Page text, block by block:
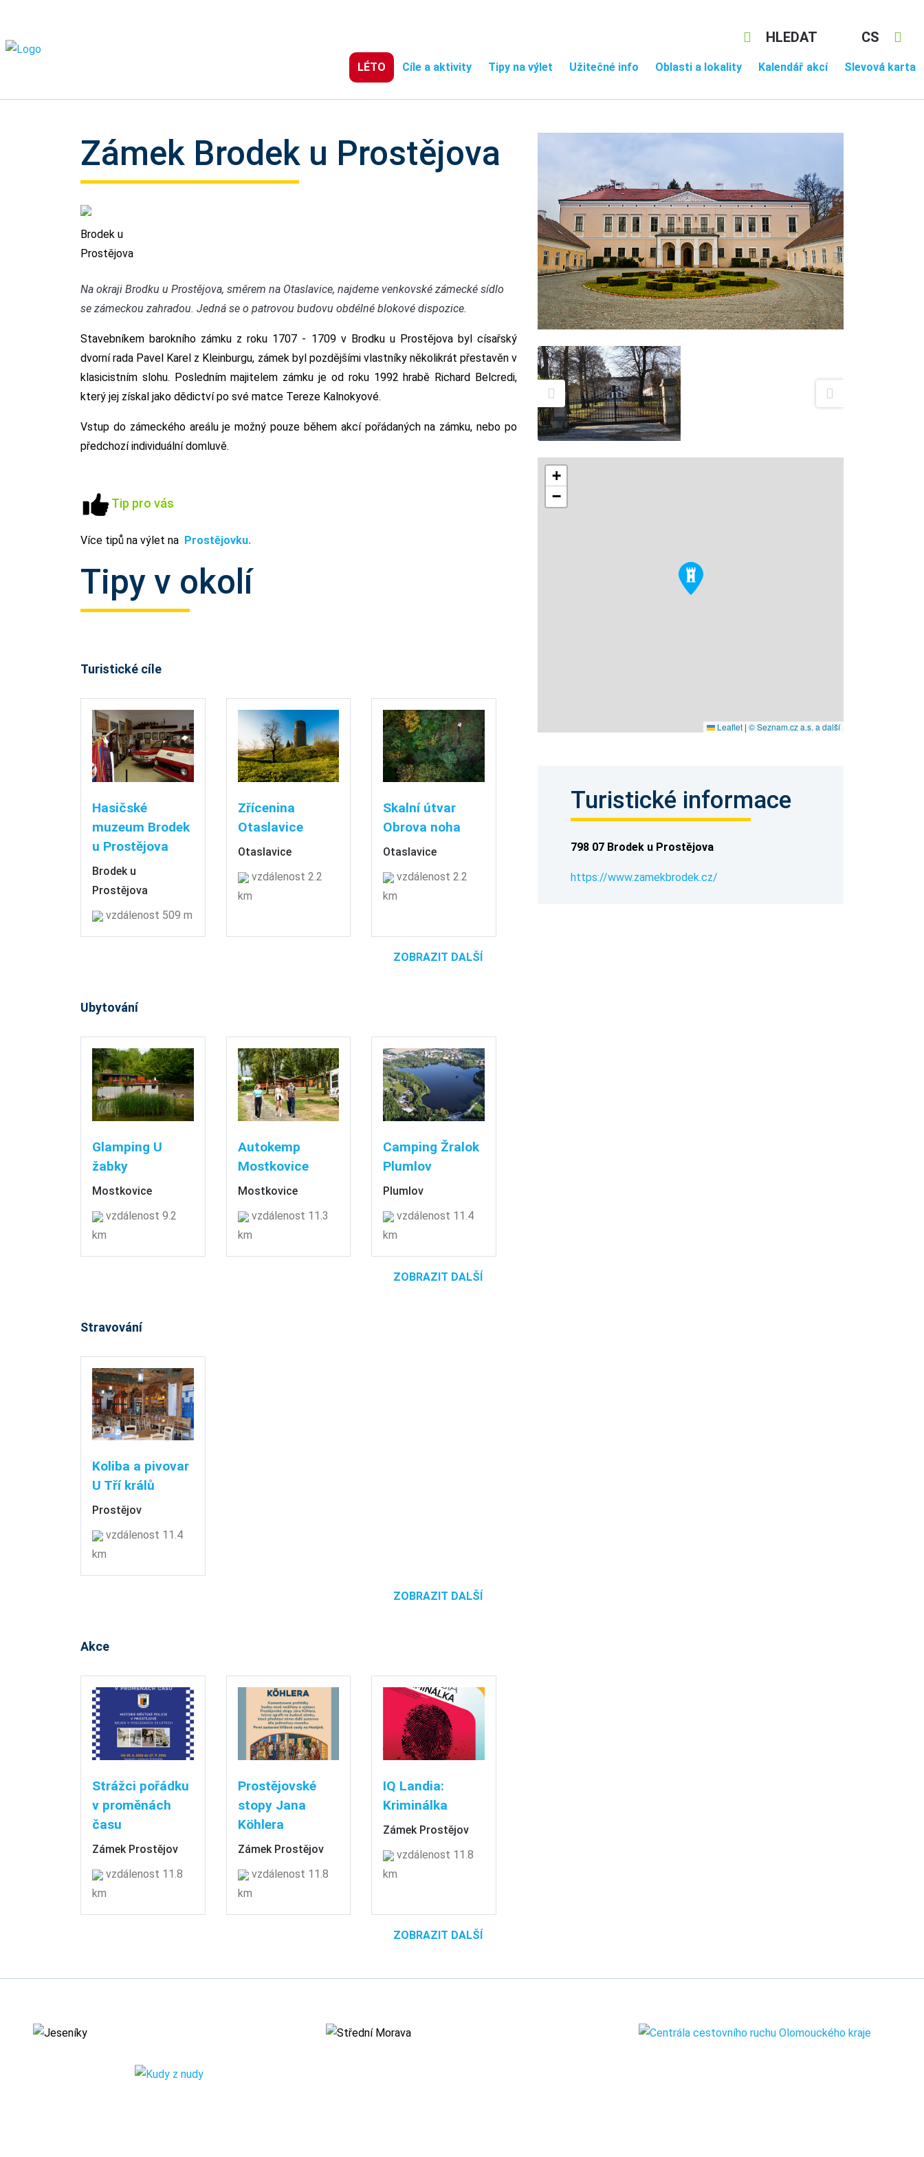
CS
HLEDAT
LÉTO Cíle a aktivity Tipy na výlet Užitečné info Oblasti a lokality Kalendář akcí Slevová karta
Zámek Brodek u Prostějova
Brodek u
Prostějova
Na okraji Brodku u Prostějova, směrem na Otaslavice, najdeme venkovské zámecké sídlo
se zámeckou zahradou. Jedná se o patrovou budovu obdélné blokové dispozice.
Stavebníkem barokního zámku z roku 1707 - 1709 v Brodku u Prostějova byl císařský
dvorní rada Pavel Karel z Kleinburgu, zámek byl pozdějšími vlastníky několikrát přestavěn v
klasicistním slohu. Posledním majitelem zámku je od roku 1992 hrabě Richard Belcredi,
který jej získal jako dědictví po své matce Tereze Kalnokyové.
Vstup do zámeckého areálu je možný pouze během akcí pořádaných na zámku, nebo po
předchozí individuální domluvě.
Tip pro vás
Více tipů na výlet na Prostějovku.
Tipy v okolí
Turistické cíle
Hasičské
muzeum Brodek
u Prostějova
Brodek u
Prostějova
vzdálenost 509 m
Zřícenina
Otaslavice
Otaslavice
vzdálenost 2.2
km
Skalní útvar
Obrova noha
Otaslavice
vzdálenost 2.2
km
ZOBRAZIT DALŠÍ
Ubytování
Glamping U
žabky
Mostkovice
vzdálenost 9.2
km
Autokemp
Mostkovice
Mostkovice
vzdálenost 11.3
km
Camping Žralok
Plumlov
Plumlov
vzdálenost 11.4
km
ZOBRAZIT DALŠÍ
Stravování
Koliba a pivovar
U Tří králů
Prostějov
vzdálenost 11.4
km
ZOBRAZIT DALŠÍ
Akce
Strážci pořádku
v proměnách
času
Zámek Prostějov
vzdálenost 11.8
km
Prostějovské
stopy Jana
Köhlera
Zámek Prostějov
vzdálenost 11.8
km
IQ Landia:
Kriminálka
Zámek Prostějov
vzdálenost 11.8
km
ZOBRAZIT DALŠÍ
+
−
Leaflet | © Seznam.cz a.s. a další
Turistické informace
798 07 Brodek u Prostějova
https://www.zamekbrodek.cz/